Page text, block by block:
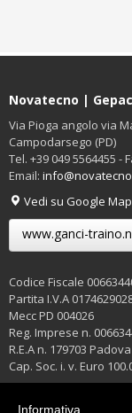
Novatecno |
Via Pioga angolo via
Campodarsego (PD)
Tel. +39 049 5564455 -
Email:
Vedi su Google
www.ganci-
Codice Fiscale
Partita I.V.A
Mecc PD 004026
Reg. Imprese n.
R.E.A n. 179703 Padova
Cap. Soc. i. v. Euro
Privacy Policy
Informativa